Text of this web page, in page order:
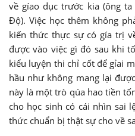
về gíao dục trước kia (ông
Độ). Việc học thêm không
kiến thức thực sự có gía trị
được vào việc gì đó sau khi
kiểu luyện thi chỉ cốt để gỉai
hầu như không mang lại
này là một trò qúa hao tiền
cho học sinh có cái nhìn sai
thức chuẩn bị thật sự cho về